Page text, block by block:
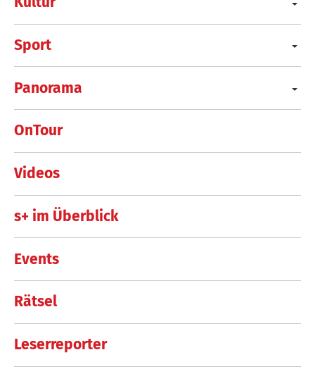
Sport
Panorama
OnTour
Videos
s+ im Überblick
Events
Rätsel
Leserreporter